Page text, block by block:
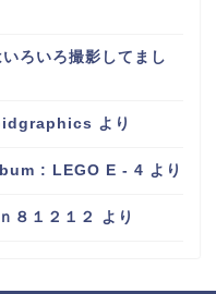
ろいろ撮影してまし
より
: LEGO E - 4 より
ｎ８１２１２ より